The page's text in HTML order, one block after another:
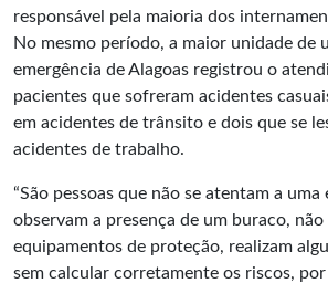
responsável pela maioria dos
No mesmo período, a maior unidade de
emergência de Alagoas registrou o
pacientes que sofreram acidentes
em acidentes de trânsito e dois que se
acidentes de trabalho.
“São pessoas que não se atentam a uma
observam a presença de um buraco,
equipamentos de proteção, realizam
sem calcular corretamente os riscos, por